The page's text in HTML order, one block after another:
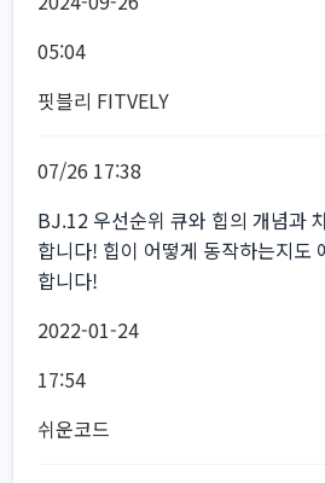
05:04
핏블리 FITVELY
07/26 17:38
BJ.12 우선순위 큐와 힙의 개념
합니다! 힙이 어떻게 동작하는지도
합니다!
2022-01-24
17:54
쉬운코드